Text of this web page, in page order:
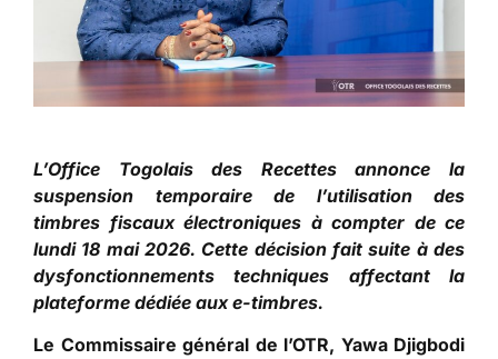
L’Office Togolais des Recettes annonce la
suspension temporaire de l’utilisation des
timbres fiscaux électroniques à compter de ce
lundi 18 mai 2026. Cette décision fait suite à des
dysfonctionnements techniques affectant la
plateforme dédiée aux e-timbres.
Le Commissaire général de l’OTR, Yawa Djigbodi